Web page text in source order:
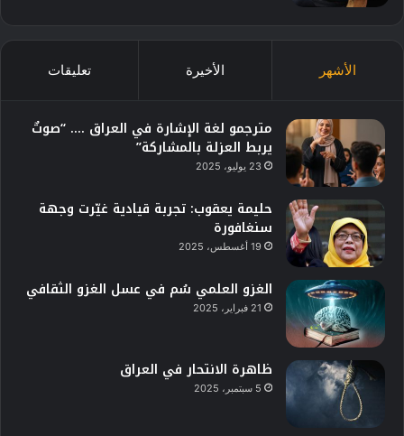
الأشهر الأخيرة تعليقات
مترجمو لغة الإشارة في العراق …. “صوتٌ
يربط العزلة بالمشاركة”
23 يوليو، 2025
حليمة يعقوب: تجربة قيادية غيّرت وجهة
سنغافورة
19 أغسطس، 2025
الغزو العلمي سُم في عسل الغزو الثقافي
21 فبراير، 2025
ظاهرة الانتحار في العراق
5 سبتمبر، 2025